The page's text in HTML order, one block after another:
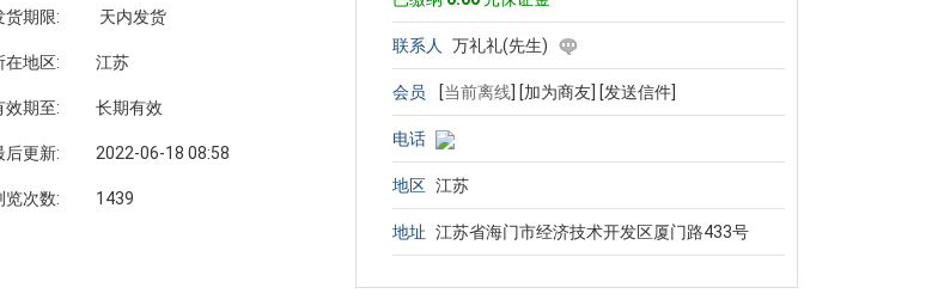
货期限: 天内发货
在地区: 江苏
效期至: 长期有效
后更新: 2022-06-18 08:58
览次数: 1439
联系人 万礼礼(先生)
会员 [当前离线] [加为商友] [发送信件]
电话
地区 江苏
地址 江苏省海门市经济技术开发区厦门路433号